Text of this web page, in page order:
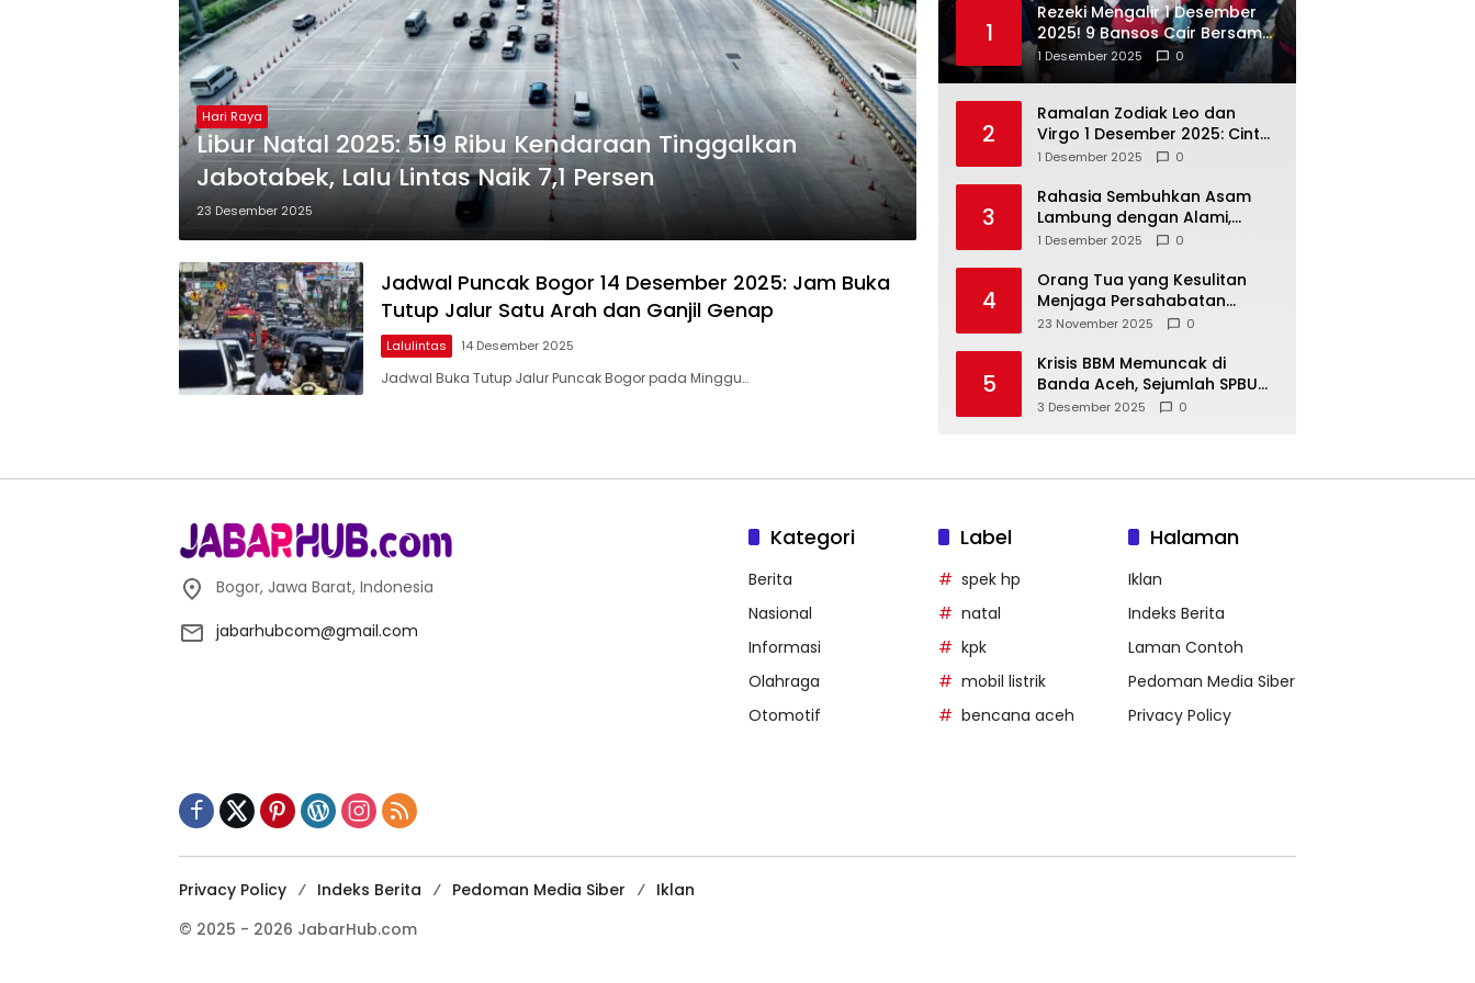
Hari Raya
Libur Natal 2025: 519 Ribu Kendaraan Tinggalkan
Jabotabek, Lalu Lintas Naik 7,1 Persen
23 Desember 2025
Jadwal Puncak Bogor 14 Desember 2025: Jam Buka
Tutup Jalur Satu Arah dan Ganjil Genap
Lalulintas 14 Desember 2025
Jadwal Buka Tutup Jalur Puncak Bogor pada Minggu…
1
Rezeki Mengalir 1 Desember
2025! 9 Bansos Cair Bersama:
PKH, BPNT, dan KKS Mandiri
Double
1 Desember 2025 0
2
Ramalan Zodiak Leo dan
Virgo 1 Desember 2025: Cinta,
Karir, Kesehatan, dan
1 Desember 2025 0
3
Rahasia Sembuhkan Asam
Lambung dengan Alami,
Nomor 4 Disalahpahami
1 Desember 2025 0
4
Orang Tua yang Kesulitan
Menjaga Persahabatan
Biasanya Lakukan 8 Hal Ini
23 November 2025 0
5
Krisis BBM Memuncak di
Banda Aceh, Sejumlah SPBU
Tutup Total
3 Desember 2025 0
Bogor, Jawa Barat, Indonesia
jabarhubcom@gmail.com
Kategori
Berita
Nasional
Informasi
Olahraga
Otomotif
Label
spek hp
natal
kpk
mobil listrik
bencana aceh
Halaman
Iklan
Indeks Berita
Laman Contoh
Pedoman Media Siber
Privacy Policy
Privacy Policy Indeks Berita Pedoman Media Siber
Iklan
© 2025 - 2026 JabarHub.com